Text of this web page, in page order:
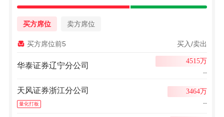
买方席位 卖方席位
买方席位前5 买入/卖出
华泰证券辽宁分公司
4515万
--
天风证券浙江分公司
量化打板
3464万
--